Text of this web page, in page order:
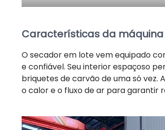
Características da
O secador em lote vem equipado
e confiável. Seu interior espaçoso
briquetes de carvão de uma só vez.
o calor e o fluxo de ar para garantir